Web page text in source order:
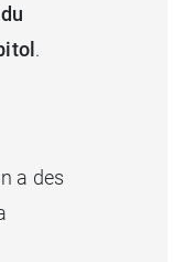
.
a des